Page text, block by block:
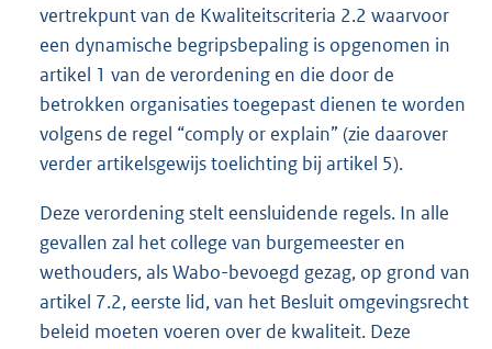
vertrekpunt van de Kwaliteitscriteria 2.2 waarvoor
een dynamische begripsbepaling is opgenomen in
artikel 1 van de verordening en die door de
betrokken organisaties toegepast dienen te worden
volgens de regel “comply or explain” (zie daarover
verder artikelsgewijs toelichting bij artikel 5).
Deze verordening stelt eensluidende regels. In alle
gevallen zal het college van burgemeester en
wethouders, als Wabo-bevoegd gezag, op grond van
artikel 7.2, eerste lid, van het Besluit omgevingsrecht
beleid moeten voeren over de kwaliteit. Deze